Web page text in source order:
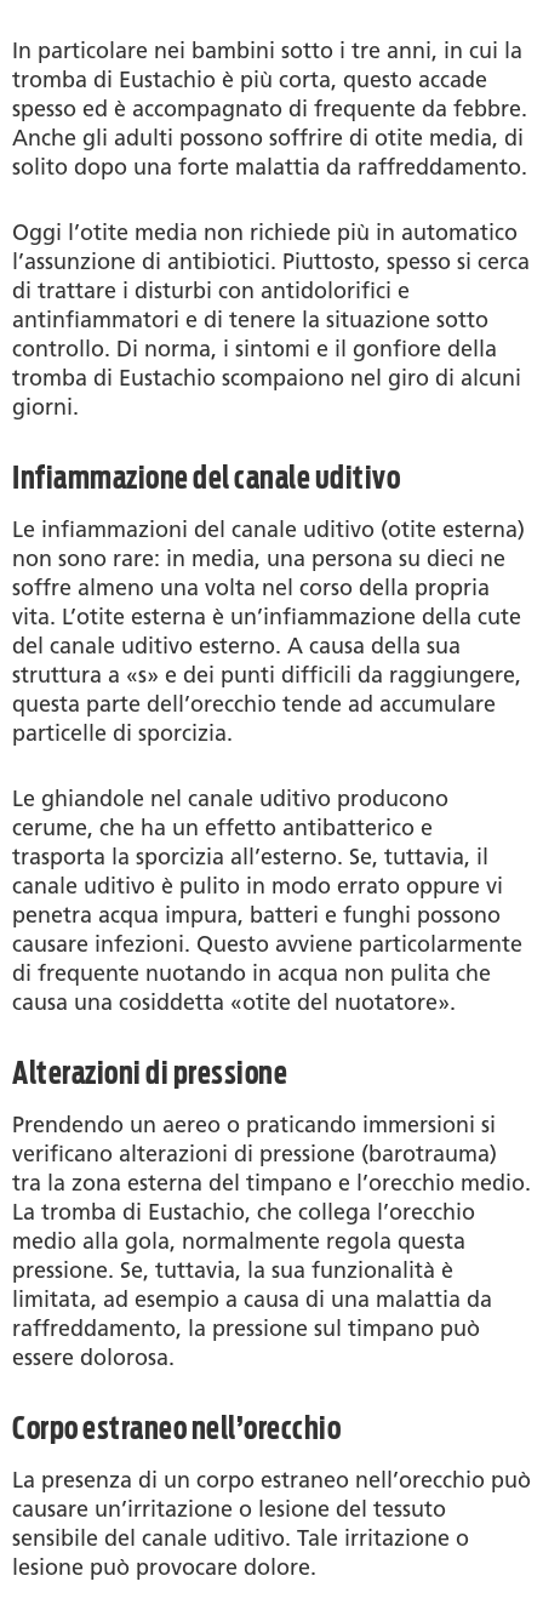
In particolare nei bambini sotto i tre anni, in cui la
tromba di Eustachio è più corta, questo accade
spesso ed è accompagnato di frequente da febbre.
Anche gli adulti possono soffrire di otite media, di
solito dopo una forte malattia da raffreddamento.
Oggi l’otite media non richiede più in automatico
l’assunzione di antibiotici. Piuttosto, spesso si cerca
di trattare i disturbi con antidolorifici e
antinfiammatori e di tenere la situazione sotto
controllo. Di norma, i sintomi e il gonfiore della
tromba di Eustachio scompaiono nel giro di alcuni
giorni.
Infiammazione del canale uditivo
Le infiammazioni del canale uditivo (otite esterna)
non sono rare: in media, una persona su dieci ne
soffre almeno una volta nel corso della propria
vita. L’otite esterna è un’infiammazione della cute
del canale uditivo esterno. A causa della sua
struttura a «s» e dei punti difficili da raggiungere,
questa parte dell’orecchio tende ad accumulare
particelle di sporcizia.
Le ghiandole nel canale uditivo producono
cerume, che ha un effetto antibatterico e
trasporta la sporcizia all’esterno. Se, tuttavia, il
canale uditivo è pulito in modo errato oppure vi
penetra acqua impura, batteri e funghi possono
causare infezioni. Questo avviene particolarmente
di frequente nuotando in acqua non pulita che
causa una cosiddetta «otite del nuotatore».
Alterazioni di pressione
Prendendo un aereo o praticando immersioni si
verificano alterazioni di pressione (barotrauma)
tra la zona esterna del timpano e l’orecchio medio.
La tromba di Eustachio, che collega l’orecchio
medio alla gola, normalmente regola questa
pressione. Se, tuttavia, la sua funzionalità è
limitata, ad esempio a causa di una malattia da
raffreddamento, la pressione sul timpano può
essere dolorosa.
Corpo estraneo nell’orecchio
La presenza di un corpo estraneo nell’orecchio può
causare un’irritazione o lesione del tessuto
sensibile del canale uditivo. Tale irritazione o
lesione può provocare dolore.